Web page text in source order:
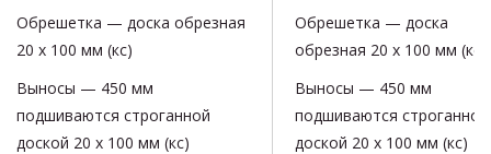
Обрешетка — доска обрезная
20 х 100 мм (кс)
Выносы — 450 мм
подшиваются строганной
доской 20 х 100 мм (кс)
Обрешетка — доска
обрезная 20 х 100 мм (кс)
Выносы — 450 мм
подшиваются строганной
доской 20 х 100 мм (кс)